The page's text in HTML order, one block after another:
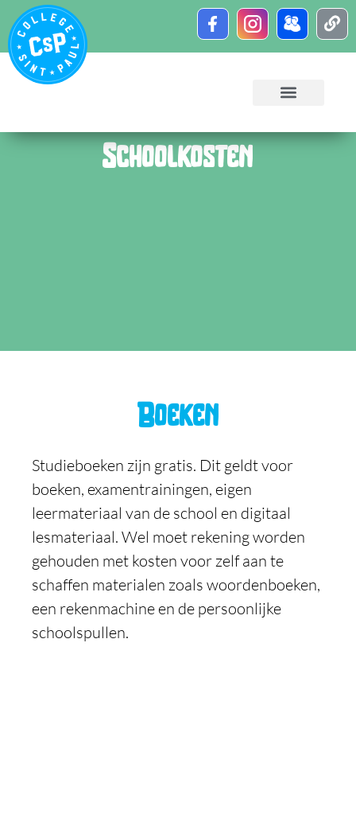
Schoolkosten
Boeken
Studieboeken zijn gratis. Dit geldt voor
boeken, examentrainingen, eigen
leermateriaal van de school en digitaal
lesmateriaal. Wel moet rekening worden
gehouden met kosten voor zelf aan te
schaffen materialen zoals woordenboeken,
een rekenmachine en de persoonlijke
schoolspullen.